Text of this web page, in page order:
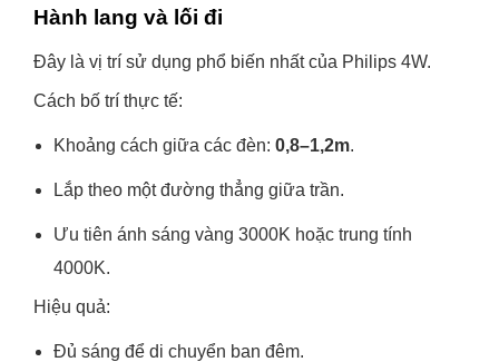
Hành lang và lối đi
Đây là vị trí sử dụng phổ biến nhất của Philips 4W.
Cách bố trí thực tế:
Khoảng cách giữa các đèn: 0,8–1,2m.
Lắp theo một đường thẳng giữa trần.
Ưu tiên ánh sáng vàng 3000K hoặc trung tính
4000K.
Hiệu quả:
Đủ sáng để di chuyển ban đêm.